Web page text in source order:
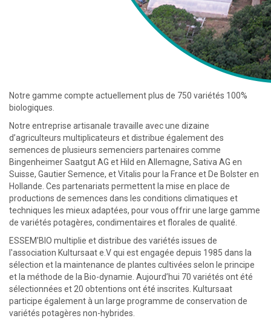
Notre gamme compte actuellement plus de 750 variétés 100%
biologiques.
Notre entreprise artisanale travaille avec une dizaine
d’agriculteurs multiplicateurs et distribue également des
semences de plusieurs semenciers partenaires comme
Bingenheimer Saatgut AG et Hild en Allemagne, Sativa AG en
Suisse, Gautier Semence, et Vitalis pour la France et De Bolster en
Hollande. Ces partenariats permettent la mise en place de
productions de semences dans les conditions climatiques et
techniques les mieux adaptées, pour vous offrir une large gamme
de variétés potagères, condimentaires et florales de qualité.
ESSEM'BIO multiplie et distribue des variétés issues de
l'association Kultursaat e.V qui est engagée depuis 1985 dans la
sélection et la maintenance de plantes cultivées selon le principe
et la méthode de la Bio-dynamie. Aujourd’hui 70 variétés ont été
sélectionnées et 20 obtentions ont été inscrites. Kultursaat
participe également à un large programme de conservation de
variétés potagères non-hybrides.